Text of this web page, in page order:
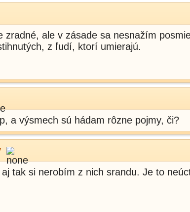
zradné, ale v zásade sa nesnažím
z ľudí, ktorí umierajú.
a výsmech sú hádam rôzne pojmy, či?
tak si nerobím z nich srandu. Je to